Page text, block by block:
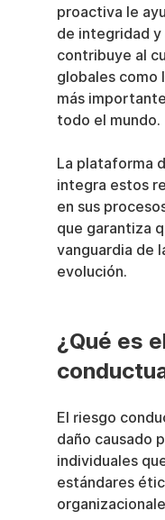
proactiva le
de integridad y
contribuye al
globales como
más
todo el mundo.
La plataforma
integra estos
en sus
que garantiza
vanguardia de
evolución.
¿Qué es
El riesgo
daño causado
individuales
estándares